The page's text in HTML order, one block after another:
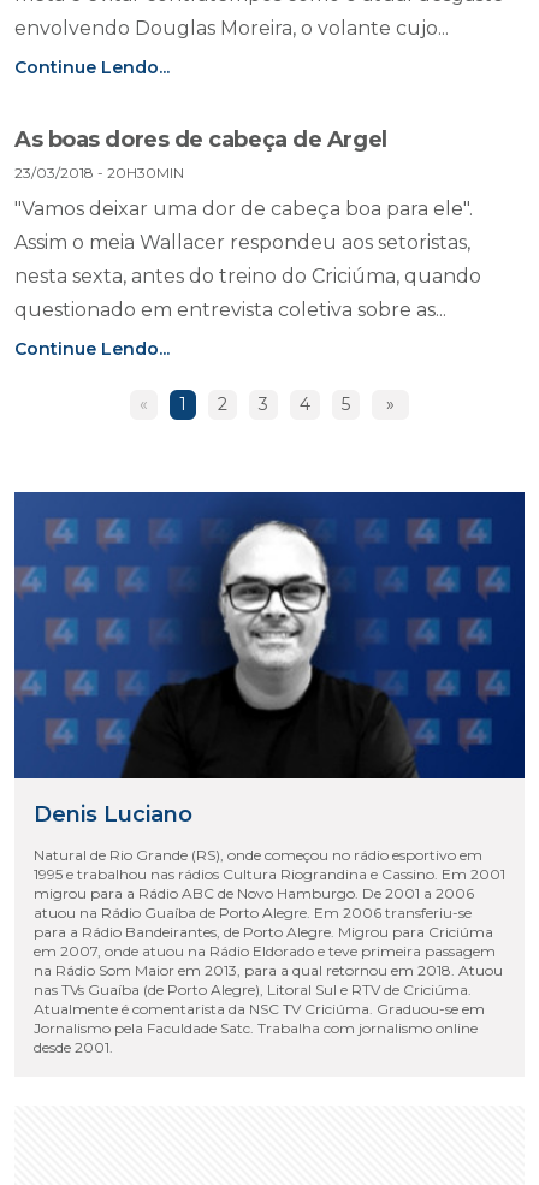
envolvendo Douglas Moreira, o volante cujo...
Continue Lendo...
As boas dores de cabeça de Argel
23/03/2018 - 20H30MIN
"Vamos deixar uma dor de cabeça boa para ele".
Assim o meia Wallacer respondeu aos setoristas,
nesta sexta, antes do treino do Criciúma, quando
questionado em entrevista coletiva sobre as...
Continue Lendo...
« 1 2 3 4 5 »
Denis Luciano
Natural de Rio Grande (RS), onde começou no rádio esportivo em
1995 e trabalhou nas rádios Cultura Riograndina e Cassino. Em 2001
migrou para a Rádio ABC de Novo Hamburgo. De 2001 a 2006
atuou na Rádio Guaíba de Porto Alegre. Em 2006 transferiu-se
para a Rádio Bandeirantes, de Porto Alegre. Migrou para Criciúma
em 2007, onde atuou na Rádio Eldorado e teve primeira passagem
na Rádio Som Maior em 2013, para a qual retornou em 2018. Atuou
nas TVs Guaíba (de Porto Alegre), Litoral Sul e RTV de Criciúma.
Atualmente é comentarista da NSC TV Criciúma. Graduou-se em
Jornalismo pela Faculdade Satc. Trabalha com jornalismo online
desde 2001.